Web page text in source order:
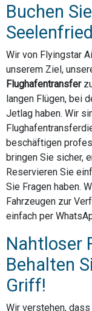
Buchen
Wir von Flyingstar
unserem Ziel,
Flughafentransfer
langen Flügen, bei
Jetlag haben. Wir
beschäftigen
bringen Sie sicher,
Reservieren Sie
Sie Fragen haben.
Fahrzeugen zur
einfach per
Nahtloser
Behalten
Griff!
Wir verstehen,